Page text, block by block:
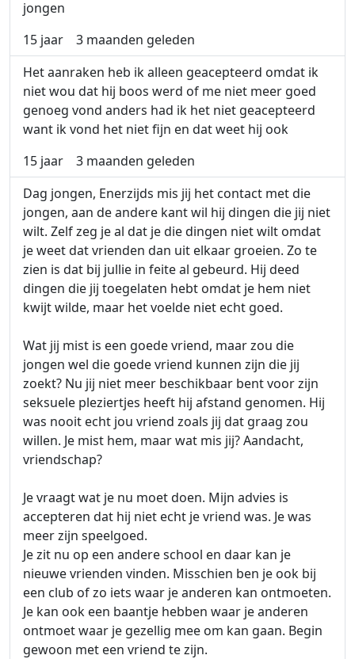
jongen
15 jaar
3 maanden geleden
Het aanraken heb ik alleen geacepteerd omdat ik
niet wou dat hij boos werd of me niet meer goed
genoeg vond anders had ik het niet geacepteerd
want ik vond het niet fijn en dat weet hij ook
15 jaar
3 maanden geleden
Dag jongen, Enerzijds mis jij het contact met die
jongen, aan de andere kant wil hij dingen die jij niet
wilt. Zelf zeg je al dat je die dingen niet wilt omdat
je weet dat vrienden dan uit elkaar groeien. Zo te
zien is dat bij jullie in feite al gebeurd. Hij deed
dingen die jij toegelaten hebt omdat je hem niet
kwijt wilde, maar het voelde niet echt goed.
Wat jij mist is een goede vriend, maar zou die
jongen wel die goede vriend kunnen zijn die jij
zoekt? Nu jij niet meer beschikbaar bent voor zijn
seksuele pleziertjes heeft hij afstand genomen. Hij
was nooit echt jou vriend zoals jij dat graag zou
willen. Je mist hem, maar wat mis jij? Aandacht,
vriendschap?
Je vraagt wat je nu moet doen. Mijn advies is
accepteren dat hij niet echt je vriend was. Je was
meer zijn speelgoed.
Je zit nu op een andere school en daar kan je
nieuwe vrienden vinden. Misschien ben je ook bij
een club of zo iets waar je anderen kan ontmoeten.
Je kan ook een baantje hebben waar je anderen
ontmoet waar je gezellig mee om kan gaan. Begin
gewoon met een vriend te zijn.